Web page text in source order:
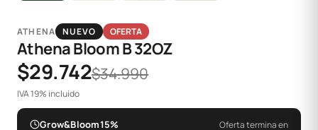
ATHENA NUEVO OFERTA
Athena Bloom B 32OZ
$29.742$34.990
IVA 19% incluido
Grow&Bloom15% Oferta termina en